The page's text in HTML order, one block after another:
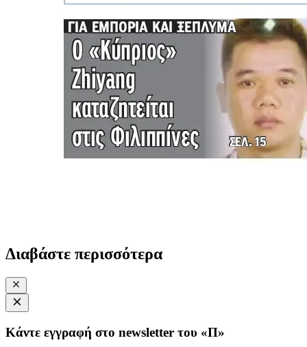
Διαβάστε περισσότερα
Κάντε εγγραφή στο newsletter του «Π»